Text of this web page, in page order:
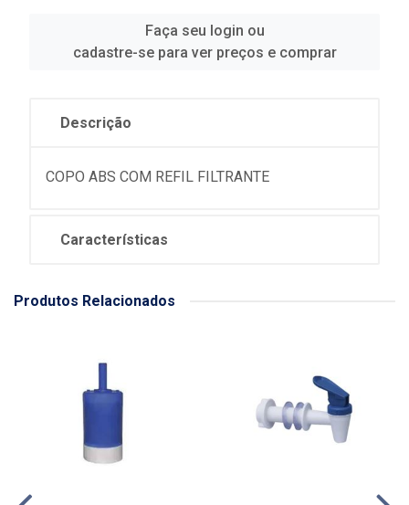
Faça seu login ou
cadastre-se para ver preços e comprar
Descrição
COPO ABS COM REFIL FILTRANTE
Características
Produtos Relacionados